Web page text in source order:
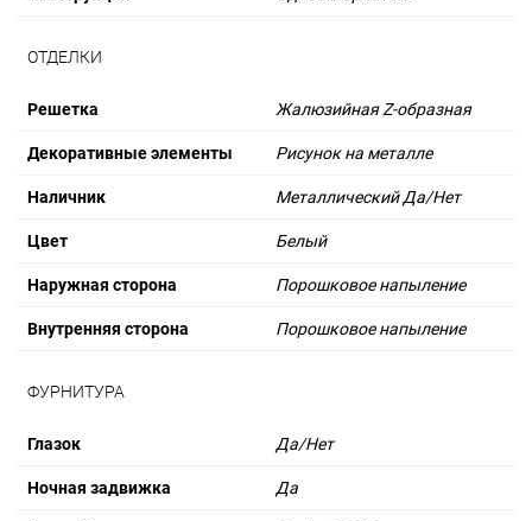
ОТДЕЛКИ
Решетка Жалюзийная Z-образная
Декоративные элементы Рисунок на металле
Наличник Металлический Да/Нет
Цвет Белый
Наружная сторона Порошковое напыление
Внутренняя сторона Порошковое напыление
ФУРНИТУРА
Глазок Да/Нет
Ночная задвижка Да